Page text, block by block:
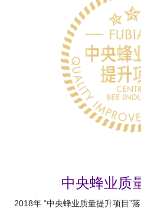
中央蜂业质
2018年 “中央蜂业质量提升项目”